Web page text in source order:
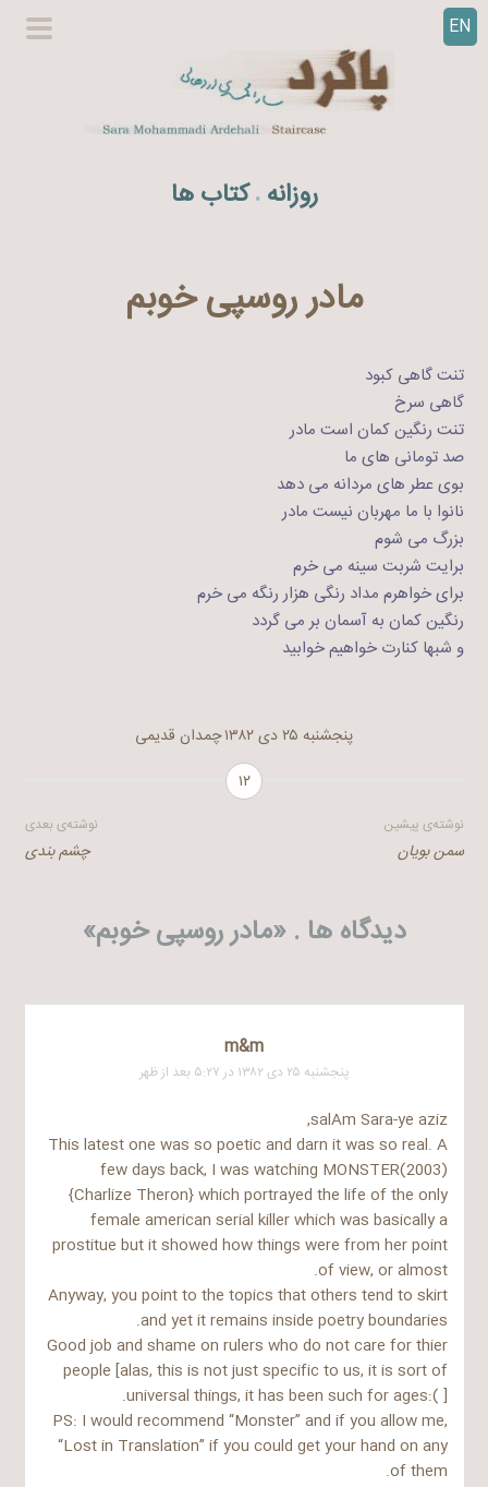
EN
روزانه . کتاب ها
مادر روسپی خوبم
تنت گاهی کبود
گاهی سرخ
تنت رنگین کمان است مادر
صد تومانی های ما
بوی عطر های مردانه می دهد
نانوا با ما مهربان نیست مادر
بزرگ می شوم
برایت شربت سینه می خرم
برای خواهرم مداد رنگی هزار رنگه می خرم
رنگین کمان به آسمان بر می گردد
و شبها کنارت خواهیم خوابید
پنجشنبه ۲۵ دی ۱۳۸۲
چمدان قدیمی
۱۲
راهبری
نوشته‌ی پیشین
سمن بویان
نوشته‌ی بعدی
چشم بندی
دیدگاه ها . «مادر روسپی خوبم»
m&m
پنجشنبه ۲۵ دی ۱۳۸۲ در ۵:۲۷ بعد از ظهر
salAm Sara-ye aziz,
This latest one was so poetic and darn it was so real. A
few days back, I was watching MONSTER(2003)
{Charlize Theron} which portrayed the life of the only
female american serial killer which was basically a
prostitue but it showed how things were from her point
of view, or almost.
Anyway, you point to the topics that others tend to skirt
and yet it remains inside poetry boundaries.
Good job and shame on rulers who do not care for thier
people [alas, this is not just specific to us, it is sort of
universal things, it has been such for ages:( ].
PS: I would recommend “Monster” and if you allow me,
“Lost in Translation” if you could get your hand on any
of them.